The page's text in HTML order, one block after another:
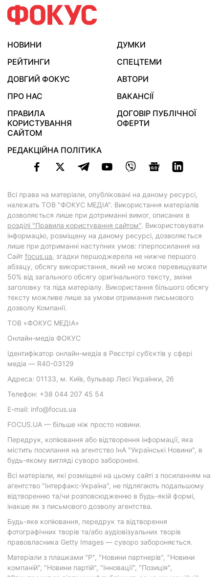
НОВИНИ
ДУМКИ
РЕЙТИНГИ
СПЕЦТЕМИ
ДОВГИЙ ФОКУС
АВТОРИ
ПРО НАС
ВАКАНСІЇ
ПРАВИЛА
КОРИСТУВАННЯ
САЙТОМ
ДОГОВІР ПУБЛІЧНОЇ
ОФЕРТИ
РЕДАКЦІЙНА ПОЛІТИКА
Всі права на матеріали, опубліковані на даному ресурсі,
належать ТОВ "ФОКУС МЕДІА". Використання матеріалів
дозволяється лише при дотриманні вимог, описаних в
розділі "Правила користування сайтом". Використовувати
інформацію, розміщену на даному ресурсі, дозволяється
лише при дотриманні наступних умов: гіперпосилання на
Cайт focus.ua, згадки першоджерела не нижче першого
абзацу, обсягу використання, який не може перевищувати
50% від загального обсягу оригінального тексту, зміни
заголовку та ліда матеріалу. Використання більшого обсягу
тексту можливе лише за умови отримання письмового
дозволу Компанії.
ТОВ «ФОКУС МЕДІА»
Онлайн-медіа ФОКУС
Ідентифікатор онлайн-медіа в Реєстрі суб’єктів у сфері
медіа — R40-03129
Адреса: 01133, м. Київ, бульвар Лесі Українки, 26
Телефон: +38 044 207 45 54
E-mail: info@focus.ua
FOCUS.UA — більше ніж просто новини.
Передрук, копіювання або відтворення інформації, яка
містить посилання на агентство ІнА "Українські Новини", в
будь-якому вигляді суворо заборонені.
Всі матеріали, які розміщені на цьому сайті з посиланням на
агентство "Інтерфакс-Україна", не підлягають подальшому
відтворенню та/чи розповсюдженню в будь-якій формі,
інакше як з письмового дозволу агентства.
Будь-яке копіювання, передрук та відтворення
фотографічних творів та/або аудіовізуальних творів
правовласника Getty Images — суворо забороняється.
Матеріали з плашками "Р", "Новини партнерів", "Новини
компаній", "Новини партій", "Інновації", "Позиція",